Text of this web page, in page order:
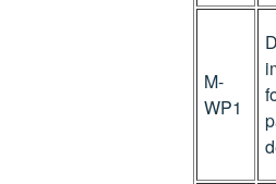
M-
WP1